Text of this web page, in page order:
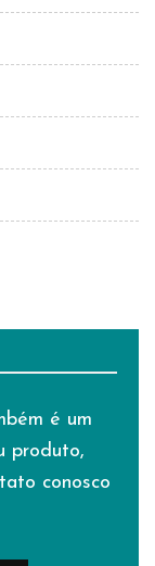
é um
produto,
conosco